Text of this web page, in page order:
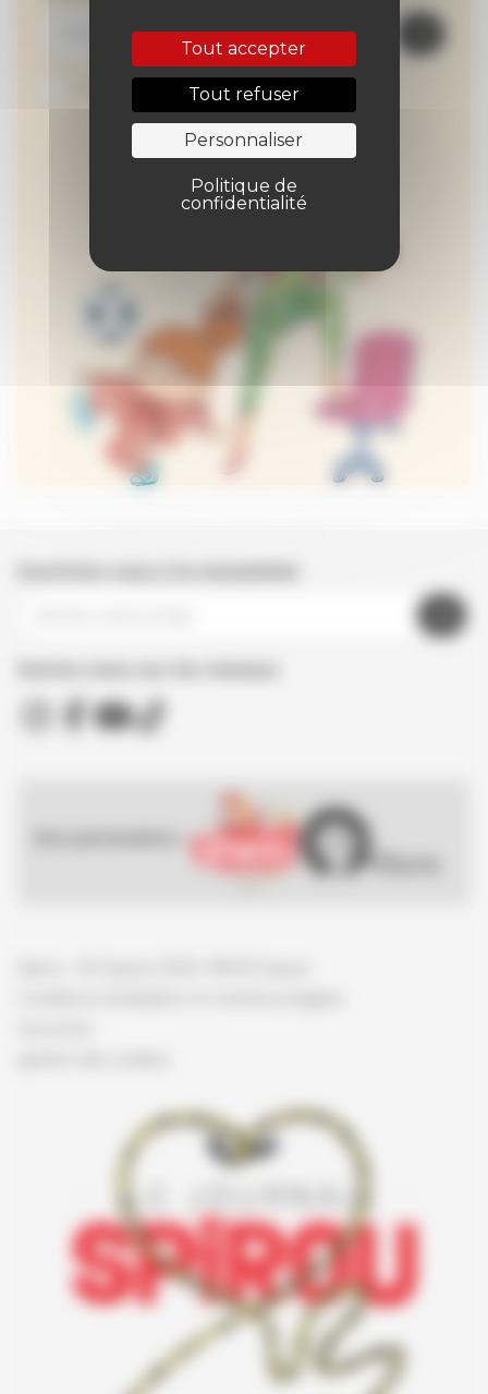
Tout accepter
Tout refuser
Personnaliser
Politique de
confidentialité
Je suis abonné au site